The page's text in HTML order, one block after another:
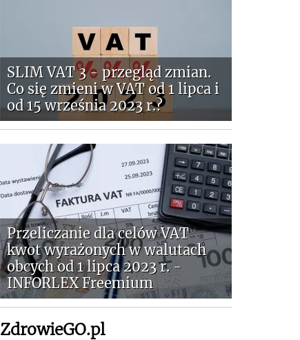
SLIM VAT 3 - przegląd zmian.
Co się zmieni w VAT od 1 lipca i
od 15 września 2023 r.?
Przeliczanie dla celów VAT
kwot wyrażonych w walutach
obcych od 1 lipca 2023 r. -
INFORLEX Freemium
ZdrowieGO.pl